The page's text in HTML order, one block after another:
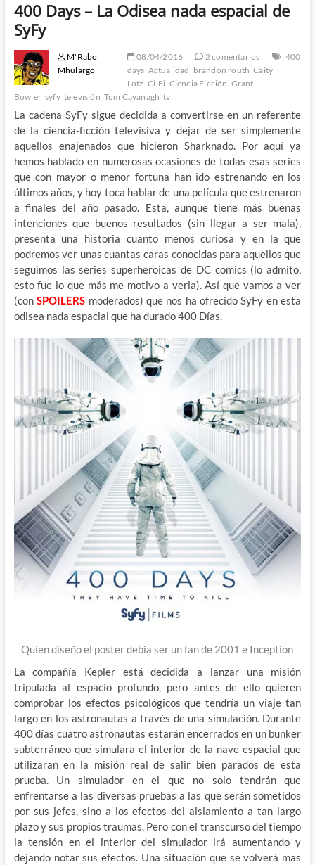
400 Days – La Odisea nada espacial de
SyFy
M'Rabo
Mhulargo
08/04/2016 2 comentarios
400
days Actualidad brandon routh Caity
Lotz Ci-Fi Ciencia Ficción Grant
Bowler syfy televisión Tom Cavanagh tv
La cadena SyFy sigue decidida a convertirse en un referente
de la ciencia-ficción televisiva y dejar de ser simplemente
aquellos enajenados que hicieron Sharknado. Por aquí ya
hemos hablado en numerosas ocasiones de todas esas series
que con mayor o menor fortuna han ido estrenando en los
últimos años, y hoy toca hablar de una película que estrenaron
a finales del año pasado. Esta, aunque tiene más buenas
intenciones que buenos resultados (sin llegar a ser mala),
presenta una historia cuanto menos curiosa y en la que
podremos ver unas cuantas caras conocidas para aquellos que
seguimos las series superheroicas de DC comics (lo admito,
esto fue lo que más me motivo a verla). Así que vamos a ver
(conSPOILERS moderados) que nos ha ofrecido SyFy en esta
odisea nada espacial que ha durado 400 Días.
Quien diseño el poster debia ser un fan de 2001 e Inception
La compañía Kepler está decidida a lanzar una misión
tripulada al espacio profundo, pero antes de ello quieren
comprobar los efectos psicológicos que tendría un viaje tan
largo en los astronautas a través de una simulación. Durante
400 días cuatro astronautas estarán encerrados en un bunker
subterráneo que simulara el interior de la nave espacial que
utilizaran en la misión real de salir bien parados de esta
prueba. Un simulador en el que no solo tendrán que
enfrentarse a las diversas pruebas a las que serán sometidos
por sus jefes, sino a los efectos del aislamiento a tan largo
plazo y sus propios traumas. Pero con el transcurso del tiempo
la tensión en el interior del simulador irá aumentando y
dejando notar sus efectos. Una situación que se volverá mas